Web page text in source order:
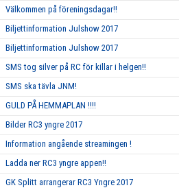
Välkommen på föreningsdagar!!
Biljettinformation Julshow 2017
Biljettinformation Julshow 2017
SMS tog silver på RC för killar i helgen!!
SMS ska tävla JNM!
GULD PÅ HEMMAPLAN !!!!
Bilder RC3 yngre 2017
Information angående streamingen !
Ladda ner RC3 yngre appen!!
GK Splitt arrangerar RC3 Yngre 2017